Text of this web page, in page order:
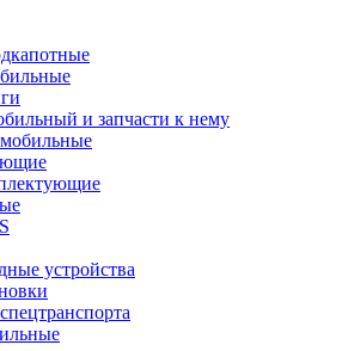
и запчасти к нему
устройства